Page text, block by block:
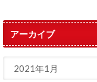
アーカイブ